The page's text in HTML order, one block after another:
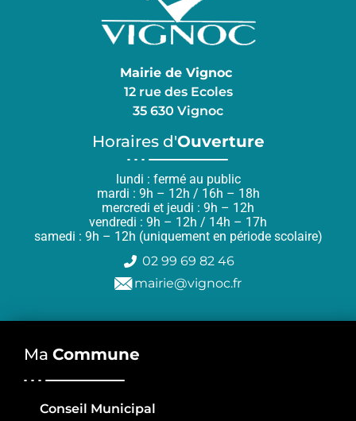
Mairie de Vignoc
12 rue des Ecoles
35 630 Vignoc
Horaires d'Ouverture
lundi : fermé au public
mardi : 9h – 12h / 16h – 18h
mercredi et jeudi : 9h – 12h
vendredi : 9h – 12h / 14h – 17h
samedi : 9h – 12h (uniquement en période scolaire)
02 99 69 82 46
mairie@vignoc.fr
Ma Commune
Conseil Municipal